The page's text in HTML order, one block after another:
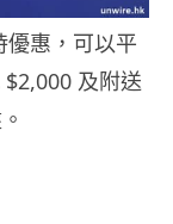
惠，可以平
及附送